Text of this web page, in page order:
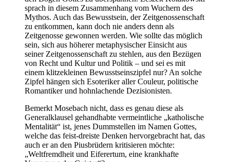
sprach in diesem Zusammenhang vom Wuchern des
Mythos. Auch das Bewusstsein, der Zeitgenossenschaft
zu entkommen, kann doch nie anders denn als
Zeitgenosse gewonnen werden. Wie sollte das möglich
sein, sich aus höherer metaphysischer Einsicht aus
seiner Zeitgenossenschaft zu stehlen, aus den Bezügen
von Recht und Kultur und Politik – und sei es mit
einem klitzekleinen Bewusstseinszipfel nur? An solche
Zipfel hängen sich Esoteriker aller Couleur, politische
Romantiker und hohnlachende Dezisionisten.
Bemerkt Mosebach nicht, dass es genau diese als
Generalklausel gehandhabte vermeintliche „katholische
Mentalität“ ist, jenes Dummstellen im Namen Gottes,
welche das feist-dreiste Denken hervorgebracht hat, das
auch er an den Piusbrüdern kritisieren möchte:
„Weltfremdheit und Eiferertum, eine krankhafte